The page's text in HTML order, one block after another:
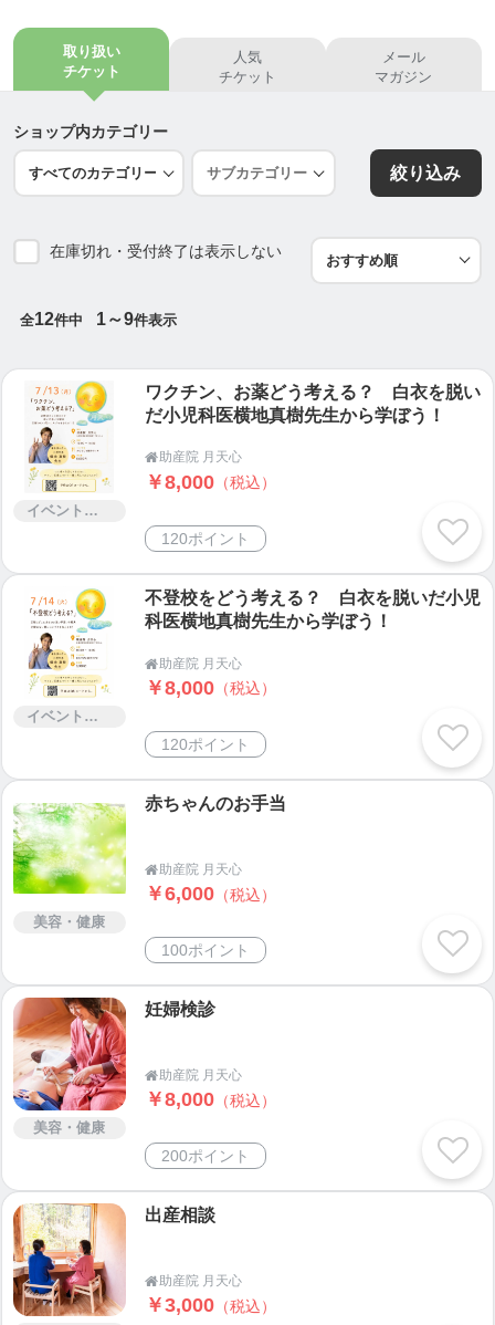
②月天心からだケア
全身調整＋クラニオ
約120分贅沢コース
産後の方から女性ならだれでも。
③赤ちゃん、お子様のお手当コース。
④親子お手当
お子様とママと一緒に受けていただくクラニオセイ
クラルセラピーコース。
🌝母乳育児応援訪問🌝
・母乳は足りているのか
・授乳の方法がわからない
・赤ちゃんが上手に吸えない
・ミルクの量がわからない
・赤ちゃんの体重が増えない
・卒乳や断乳の相談
・乳腺炎など
🌝心を結ぶ抱っことおんぶ🌝
子育てのスタートにかかせない抱っことおんぶ。
様々な抱っこ紐からご自分とお子様が安心して安全
に使える抱っこ紐のアドバイスを行っています。
https://ticket.tsuku2.jp/eventsDetail.php?ecd=013715
30122081
なるべく妊娠中から知ってほしい抱っこのポイント
や抱っこ紐選びのポイント。
ママが楽、お子様の成長を考慮し安心安全な抱っこ
やおんぶのアドバイスです。
お問い合わせは
tsukitenshin.1010@gmail.com
090-8273-6256
取り扱い
チケット
人気
チケット
メール
マガジン
ショップ内カテゴリー
絞り込み
在庫切れ・受付終了は表示しない
全12件中 1～9件表示
イベント・セミナー・交流会
ワクチン、お薬どう考える？ 白衣を脱い
だ小児科医横地真樹先生から学ぼう！
助産院 月天心
￥8,000 （税込）
120ポイント
イベント・セミナー・交流会
不登校をどう考える？ 白衣を脱いだ小児
科医横地真樹先生から学ぼう！
助産院 月天心
￥8,000 （税込）
120ポイント
美容・健康
赤ちゃんのお手当
助産院 月天心
￥6,000 （税込）
100ポイント
美容・健康
妊婦検診
助産院 月天心
￥8,000 （税込）
200ポイント
出産相談
助産院 月天心
￥3,000 （税込）